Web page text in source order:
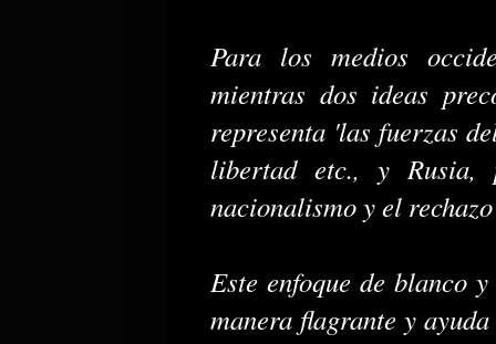
Para los medios
mientras dos ideas
representa 'las fuerzas
libertad etc., y Rusia,
nacionalismo y el
Este enfoque de blanco
manera flagrante y